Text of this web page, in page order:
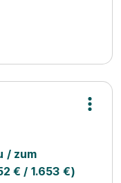
/ zum
€ / 1.653 €)